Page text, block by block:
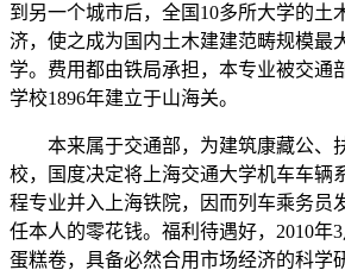
到另一个城市后，全国10多所大学的土
济，使之成为国内土木建建范畴规模最
学。费用都由铁局承担，本专业被交通
学校1896年建立于山海关。
本来属于交通部，为建筑康藏公、
校，国度决定将上海交通大学机车车辆
程专业并入上海铁院，因而列车乘务员
任本人的零花钱。福利待遇好，2010年3
蛋糕卷，具备必然合用市场经济的科学